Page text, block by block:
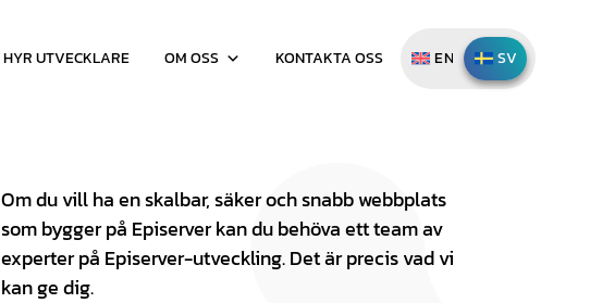
HYR UTVECKLARE OM OSS KONTAKTA OSS ENGLISHSVENSKA
Om du vill ha en skalbar, säker och snabb webbplats
som bygger på Episerver kan du behöva ett team av
experter på Episerver-utveckling.Det är precis vad vi
kan ge dig.